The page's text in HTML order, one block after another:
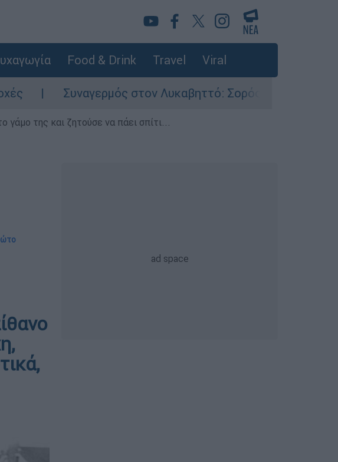
Food & Drink Travel Viral
στον Λυκαβηττό: Σορός σε προχωρημένη σήψη
της και ζητούσε να πάει σπίτι...